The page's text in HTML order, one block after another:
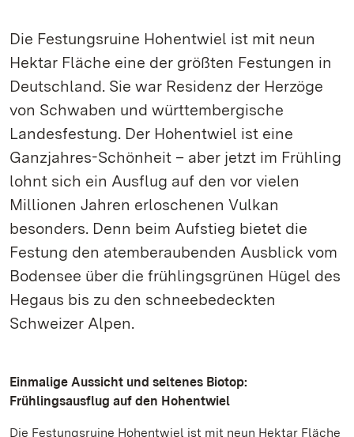
Die Festungsruine Hohentwiel ist mit neun
Hektar Fläche eine der größten Festungen in
Deutschland. Sie war Residenz der Herzöge
von Schwaben und württembergische
Landesfestung. Der Hohentwiel ist eine
Ganzjahres-Schönheit – aber jetzt im Frühling
lohnt sich ein Ausflug auf den vor vielen
Millionen Jahren erloschenen Vulkan
besonders. Denn beim Aufstieg bietet die
Festung den atemberaubenden Ausblick vom
Bodensee über die frühlingsgrünen Hügel des
Hegaus bis zu den schneebedeckten
Schweizer Alpen.
Einmalige Aussicht und seltenes Biotop:
Frühlingsausflug auf den Hohentwiel
Die Festungsruine Hohentwiel ist mit neun Hektar Fläche